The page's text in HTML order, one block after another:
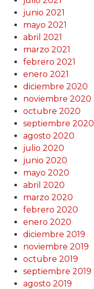
junio 2021
mayo 2021
abril 2021
marzo 2021
febrero 2021
enero 2021
diciembre 2020
noviembre 2020
octubre 2020
septiembre 2020
agosto 2020
julio 2020
junio 2020
mayo 2020
abril 2020
marzo 2020
febrero 2020
enero 2020
diciembre 2019
noviembre 2019
octubre 2019
septiembre 2019
agosto 2019